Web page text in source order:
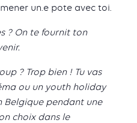
un.e pote avec toi.
? On te fournit ton
? Trop bien ! Tu vas
ou un youth holiday
pendant une
choix dans le